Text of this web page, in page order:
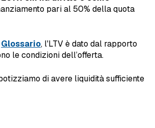
pari al 50% della quota
Glossario, l'LTV è dato dal rapporto
le condizioni dell’offerta.
di avere liquidità sufficiente